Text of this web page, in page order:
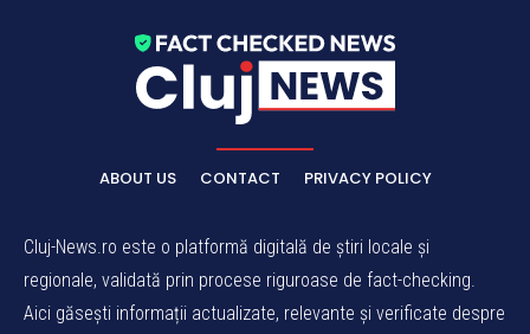
ABOUT US CONTACT PRIVACY POLICY
Cluj-News.ro este o platformă digitală de știri locale și
regionale, validată prin procese riguroase de fact-checking.
Aici găsești informații actualizate, relevante și verificate despre